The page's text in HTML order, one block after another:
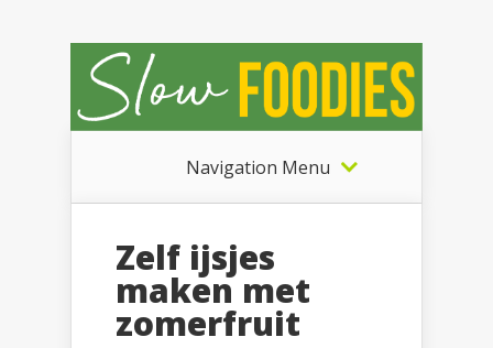
Navigation Menu
Zelf ijsjes
maken met
zomerfruit